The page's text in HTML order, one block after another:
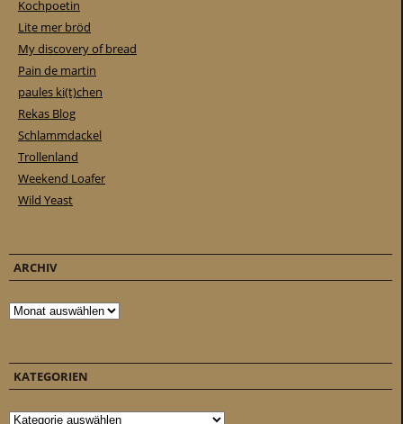
Kochpoetin
Lite mer bröd
My discovery of bread
Pain de martin
paules ki(t)chen
Rekas Blog
Schlammdackel
Trollenland
Weekend Loafer
Wild Yeast
ARCHIV
Archiv
KATEGORIEN
Kategorien